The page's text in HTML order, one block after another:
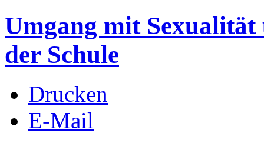
Umgang mit
der Schule
Drucken
E-Mail